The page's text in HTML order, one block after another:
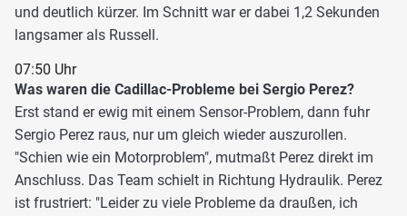
und deutlich kürzer. Im Schnitt war er dabei 1,2 Sekunden
langsamer als Russell.
07:50 Uhr
Was waren die Cadillac-Probleme bei Sergio Perez?
Erst stand er ewig mit einem Sensor-Problem, dann fuhr
Sergio Perez raus, nur um gleich wieder auszurollen.
"Schien wie ein Motorproblem", mutmaßt Perez direkt im
Anschluss. Das Team schielt in Richtung Hydraulik. Perez
ist frustriert: "Leider zu viele Probleme da draußen, ich